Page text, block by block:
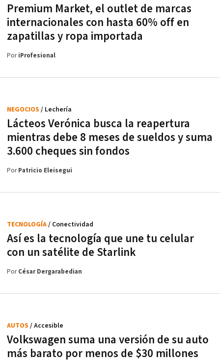
Premium Market, el outlet de marcas
internacionales con hasta 60% off en
zapatillas y ropa importada
PoriProfesional
Lácteos Verónica busca la reapertura
mientras debe 8 meses de sueldos y suma
3.600 cheques sin fondos
NEGOCIOS / Lechería
PorPatricio Eleisegui
Así es la tecnología que une tu celular
con un satélite de Starlink
TECNOLOGÍA/ Conectividad
PorCésar Dergarabedian
Volkswagen suma una versión de su auto
más barato por menos de $30 millones
AUTOS / Accesible